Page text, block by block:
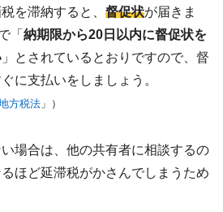
を滞納すると、 督促状が届きま
「 納期限から20日以内に督促状を
」とされているとおりですので、督
に支払いをしましょう。
方税法 」）
場合は、他の共有者に相談するの
ほど延滞税がかさんでしまうため